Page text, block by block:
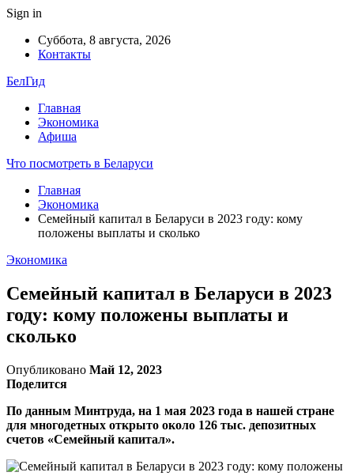
Sign in
Суббота, 8 августа, 2026
Контакты
БелГид
Главная
Экономика
Афиша
Что посмотреть в Беларуси
Главная
Экономика
Семейный капитал в Беларуси в 2023 году: кому
положены выплаты и сколько
Экономика
Семейный капитал в Беларуси в 2023
году: кому положены выплаты и
сколько
Опубликовано Май 12, 2023
Поделится
По данным Минтруда, на 1 мая 2023 года в нашей стране
для многодетных открыто около 126 тыс. депозитных
счетов «Семейный капитал».